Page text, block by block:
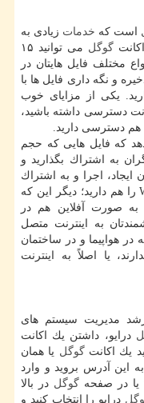
است كه خدمات زیادی به
گوگل
می توانید ۱۵
مختلف فایل هایتان در
و نگه داری فایل ها با
یكی از مزایای خوب
دسترسی داشته باشید،
هم دسترسی دارید.
كه فایل هایی كه حجم
به اشتراك بگذارید و
اجرا و به اشتراك
گذاری فایل های Word، Excel، PowerPoint را هم دارید؛ دیگر این كه
صورت آفلاین هم در
به اینترنت متصل
در هواپیما و در ساختمان
یا اصلاً به اینترنت
مدیریت سیستم های
درایو، داشتن یك اكانت
یك اكانتگوگل یا همان
گوگل در بالا
درایو را انتخاب كنید و